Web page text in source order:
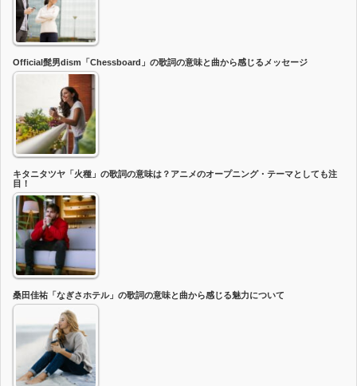
Official髭男dism「Chessboard」の歌詞の意味と曲から感じるメッセージ
キタニタツヤ「火種」の歌詞の意味は？アニメのオープニング・テーマとしても注
目！
桑田佳祐「なぎさホテル」の歌詞の意味と曲から感じる魅力について